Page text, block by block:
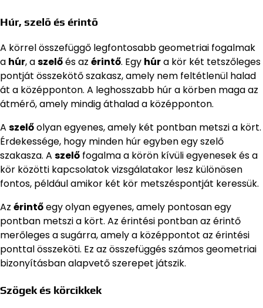
Húr, szelő és érintő
A körrel összefüggő legfontosabb geometriai fogalmak
a húr, aszelőés az érintő. Egy húra kör két tetszőleges
pontját összekötő szakasz, amely nem feltétlenül halad
át a középponton. A leghosszabb húr a körben maga az
átmérő, amely mindig áthalad a középponton.
A szelőolyan egyenes, amely két pontban metszi a kört.
Érdekessége, hogy minden húr egyben egy szelő
szakasza. A szelő fogalma a körön kívüli egyenesek és a
kör közötti kapcsolatok vizsgálatakor lesz különösen
fontos, például amikor két kör metszéspontját keressük.
Az érintőegy olyan egyenes, amely pontosan egy
pontban metszi a kört. Az érintési pontban az érintő
merőleges a sugárra, amely a középpontot az érintési
ponttal összeköti. Ez az összefüggés számos geometriai
bizonyításban alapvető szerepet játszik.
Szögek és körcikkek